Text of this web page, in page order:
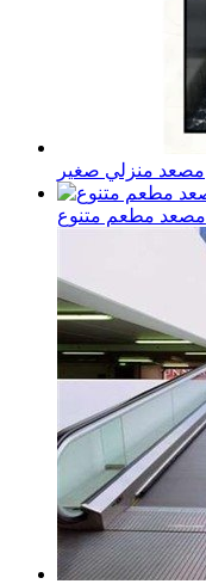
مصعد منزلي صغير
مصعد مطعم متنوع